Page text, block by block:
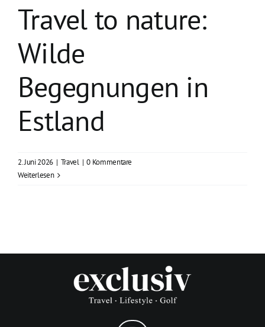
GOLF
Travel to nature:
Wilde
Begegnungen in
Estland
2. Juni 2026 | Travel | 0 Kommentare
Weiterlesen